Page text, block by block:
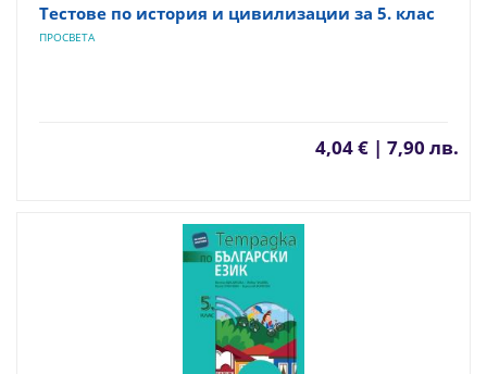
Тестове по история и цивилизации за 5. клас
ПРОСВЕТА
4,04 € | 7,90 лв.